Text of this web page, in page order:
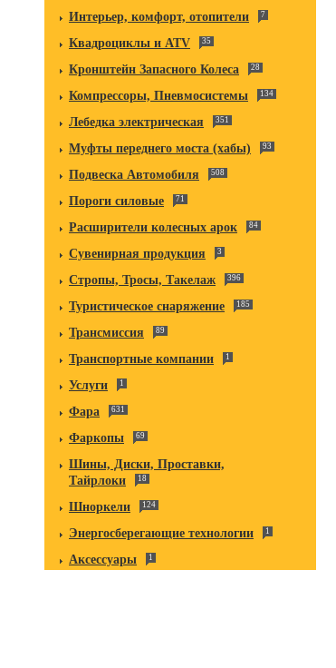
Интерьер, комфорт, отопители 7
Квадроциклы и ATV 35
Кронштейн Запасного Колеса 28
Компрессоры, Пневмосистемы 134
Лебедка электрическая 351
Муфты переднего моста (хабы) 93
Подвеска Автомобиля 508
Пороги силовые 71
Расширители колесных арок 84
Сувенирная продукция 3
Стропы, Тросы, Такелаж 396
Туристическое снаряжение 185
Трансмиссия 89
Транспортные компании 1
Услуги 1
Фара 631
Фаркопы 69
Шины, Диски, Проставки,
Тайрлоки
18
Шноркели 124
Энергосберегающие технологии 1
Аксессуары 1